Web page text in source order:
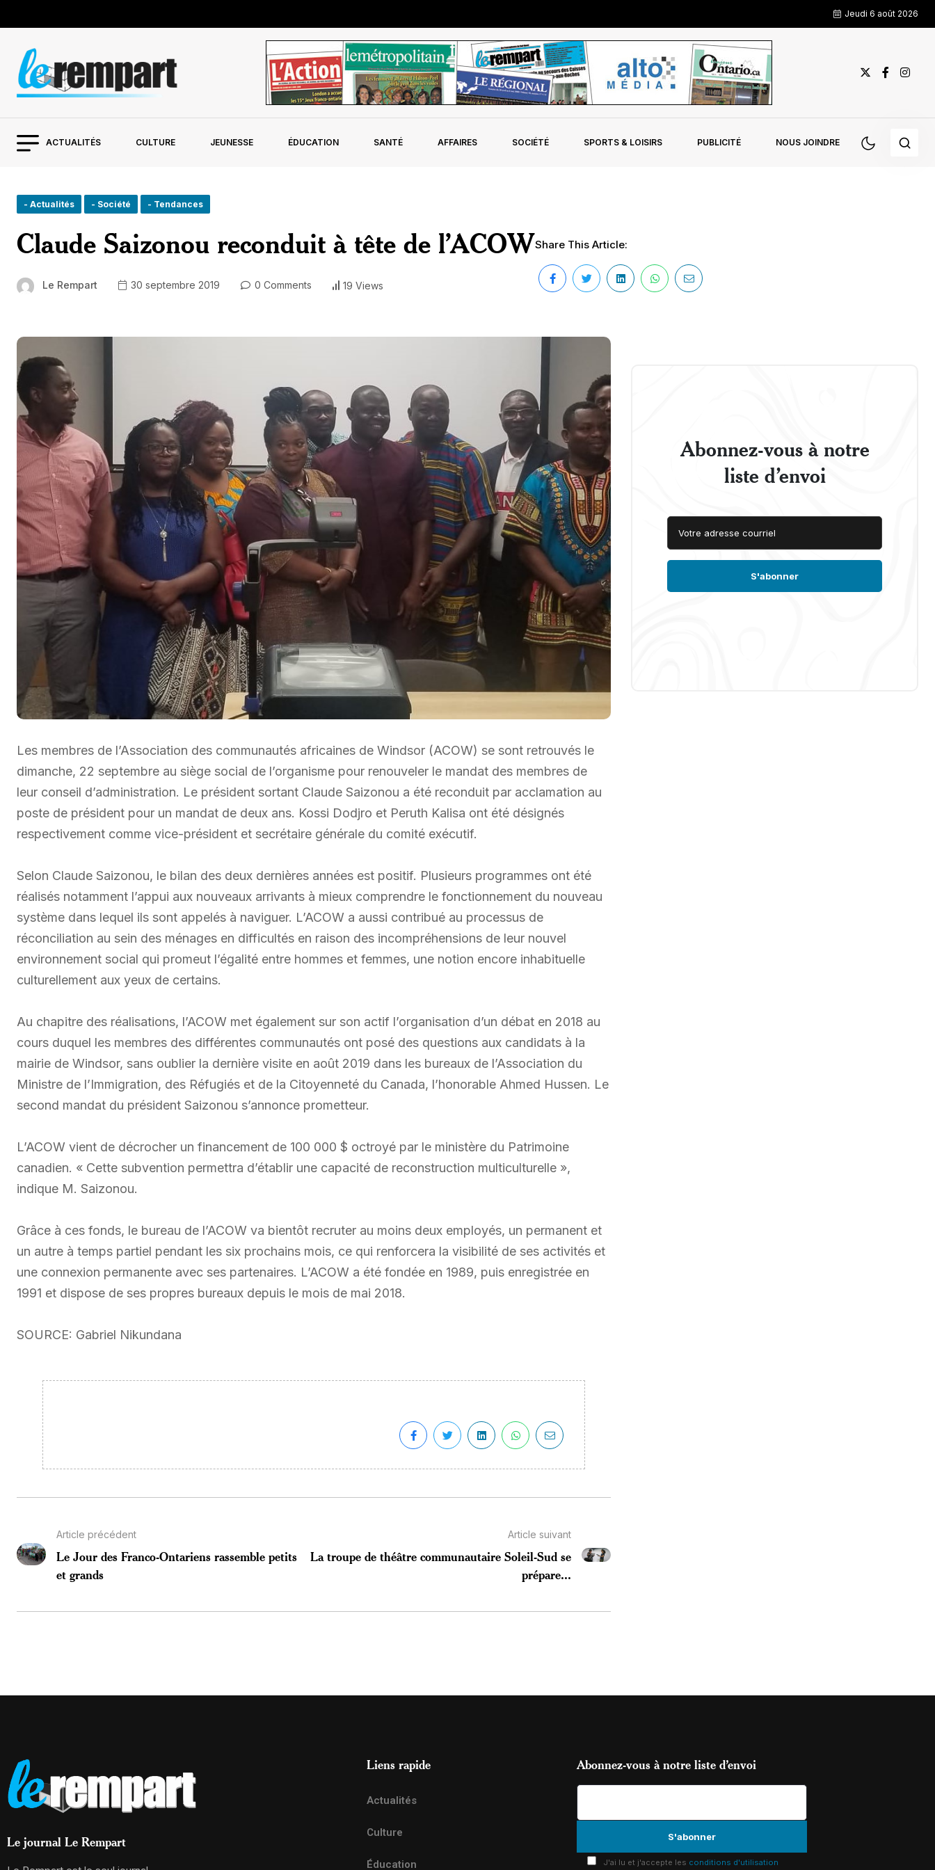
Jeudi 6 août 2026
ACTUALITÉS CULTURE JEUNESSE ÉDUCATION SANTÉ AFFAIRES SOCIÉTÉ SPORTS & LOISIRS PUBLICITÉ NOUS JOINDRE
- Actualités - Société - Tendances
Claude Saizonou reconduit à tête de l’ACOW
Le Rempart 30 septembre 2019 0 Comments 19 Views
Share This Article:
Les membres de l’Association des communautés africaines de Windsor (ACOW) se sont retrouvés le
dimanche, 22 septembre au siège social de l’organisme pour renouveler le mandat des membres de
leur conseil d’administration. Le président sortant Claude Saizonou a été reconduit par acclamation au
poste de président pour un mandat de deux ans. Kossi Dodjro et Peruth Kalisa ont été désignés
respectivement comme vice-président et secrétaire générale du comité exécutif.
Selon Claude Saizonou, le bilan des deux dernières années est positif. Plusieurs programmes ont été
réalisés notamment l’appui aux nouveaux arrivants à mieux comprendre le fonctionnement du nouveau
système dans lequel ils sont appelés à naviguer. L’ACOW a aussi contribué au processus de
réconciliation au sein des ménages en difficultés en raison des incompréhensions de leur nouvel
environnement social qui promeut l’égalité entre hommes et femmes, une notion encore inhabituelle
culturellement aux yeux de certains.
Au chapitre des réalisations, l’ACOW met également sur son actif l’organisation d’un débat en 2018 au
cours duquel les membres des différentes communautés ont posé des questions aux candidats à la
mairie de Windsor, sans oublier la dernière visite en août 2019 dans les bureaux de l’Association du
Ministre de l’Immigration, des Réfugiés et de la Citoyenneté du Canada, l’honorable Ahmed Hussen. Le
second mandat du président Saizonou s’annonce prometteur.
L’ACOW vient de décrocher un financement de 100 000 $ octroyé par le ministère du Patrimoine
canadien. « Cette subvention permettra d’établir une capacité de reconstruction multiculturelle »,
indique M. Saizonou.
Grâce à ces fonds, le bureau de l’ACOW va bientôt recruter au moins deux employés, un permanent et
un autre à temps partiel pendant les six prochains mois, ce qui renforcera la visibilité de ses activités et
une connexion permanente avec ses partenaires. L’ACOW a été fondée en 1989, puis enregistrée en
1991 et dispose de ses propres bureaux depuis le mois de mai 2018.
SOURCE: Gabriel Nikundana
Article précédent
Le Jour des Franco-Ontariens rassemble petits
et grands
Article suivant
La troupe de théâtre communautaire Soleil-Sud se
prépare...
Abonnez-vous à notre
liste d’envoi
Le journal Le Rempart
Liens rapide
Actualités
Culture
Éducation
Abonnez-vous à notre liste d’envoi
J'ai lu et j'accepte les conditions d'utilisation